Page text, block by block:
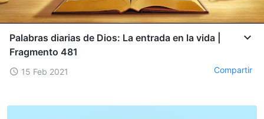
Palabras diarias de Dios: La entrada en la vida |
Fragmento 481
15 Feb 2021 Compartir